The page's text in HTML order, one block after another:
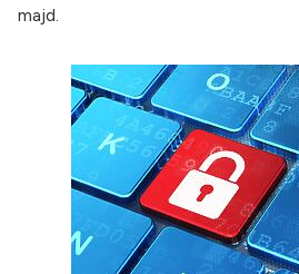
majd.